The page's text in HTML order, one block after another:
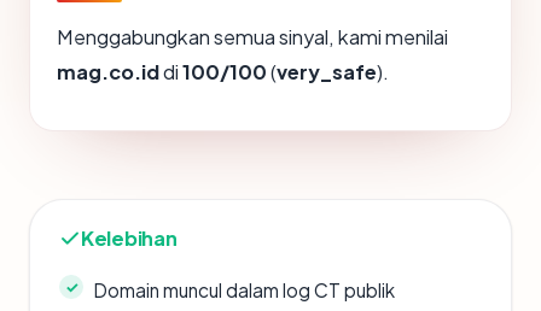
Menggabungkan semua sinyal, kami menilai
mag.co.iddi100/100(very_safe).
Kelebihan
Domain muncul dalam log CT publik